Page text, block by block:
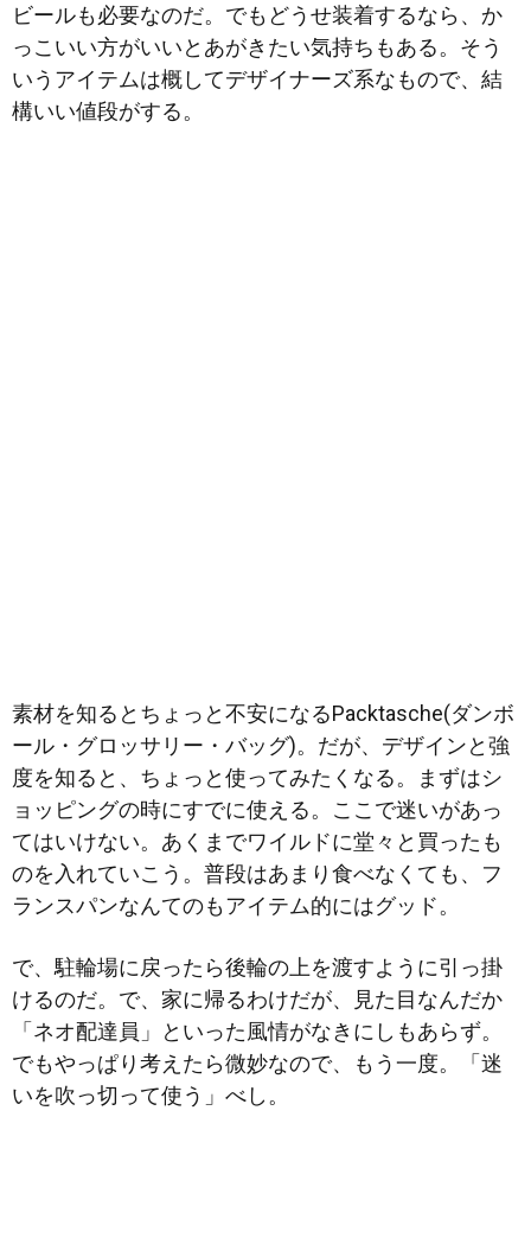
ビールも必要なのだ。でもどうせ装着するなら、か
っこいい方がいいとあがきたい気持ちもある。そう
いうアイテムは概してデザイナーズ系なもので、結
構いい値段がする。
素材を知るとちょっと不安になるPacktasche(ダンボ
ール・グロッサリー・バッグ)。だが、デザインと強
度を知ると、ちょっと使ってみたくなる。まずはシ
ョッピングの時にすでに使える。ここで迷いがあっ
てはいけない。あくまでワイルドに堂々と買ったも
のを入れていこう。普段はあまり食べなくても、フ
ランスパンなんてのもアイテム的にはグッド。
で、駐輪場に戻ったら後輪の上を渡すように引っ掛
けるのだ。で、家に帰るわけだが、見た目なんだか
「ネオ配達員」といった風情がなきにしもあらず。
でもやっぱり考えたら微妙なので、もう一度。「迷
いを吹っ切って使う」べし。